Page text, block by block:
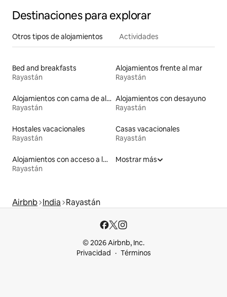
Destinaciones para explorar
Otros tipos de alojamientos Actividades
Bed and breakfasts
Rayastán
Alojamientos frente al mar
Rayastán
Alojamientos con cama de altura accesible
Rayastán
Alojamientos con desayuno
Rayastán
Hostales vacacionales
Rayastán
Casas vacacionales
Rayastán
Alojamientos con acceso a la playa
Rayastán
Mostrar más
Airbnb India Rayastán
© 2026 Airbnb, Inc.
Privacidad
Términos